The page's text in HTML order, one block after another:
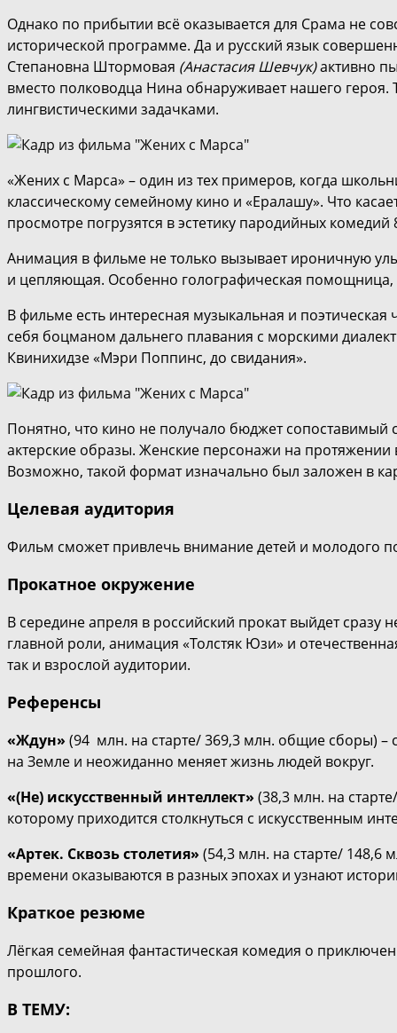
Однако по прибытии всё оказывается для Срама не
исторической программе. Да и русский язык
Степановна Штормовая (Анастасия Шевчук)активно
вместо полководца Нина обнаруживает нашего
лингвистическими задачками.
«Жених с Марса» – один из тех примеров, когда
классическому семейному кино и «Ералашу». Что
просмотре погрузятся в эстетику пародийных
Анимация в фильме не только вызывает ироничную
и цепляющая. Особенно голографическая помощница,
В фильме есть интересная музыкальная и
себя боцманом дальнего плавания с морскими
Квинихидзе «Мэри Поппинс, до свидания».
Понятно, что кино не получало бюджет
актерские образы. Женские персонажи на
Возможно, такой формат изначально был заложен в
Целевая аудитория
Фильм сможет привлечь внимание детей и молодого
Прокатное окружение
В середине апреля в российский прокат выйдет
главной роли, анимация «Толстяк Юзи» и
так и взрослой аудитории.
Референсы
«Ждун» (94 млн. на старте/ 369,3 млн. общие сборы) –
на Земле и неожиданно меняет жизнь людей вокруг.
«(Не) искусственный интеллект» (38,3 млн. на
которому приходится столкнуться с искусственным
«Артек. Сквозь столетия» (54,3 млн. на старте/ 148,6
времени оказываются в разных эпохах и узнают
Краткое резюме
Лёгкая семейная фантастическая комедия о
прошлого.
В ТЕМУ: